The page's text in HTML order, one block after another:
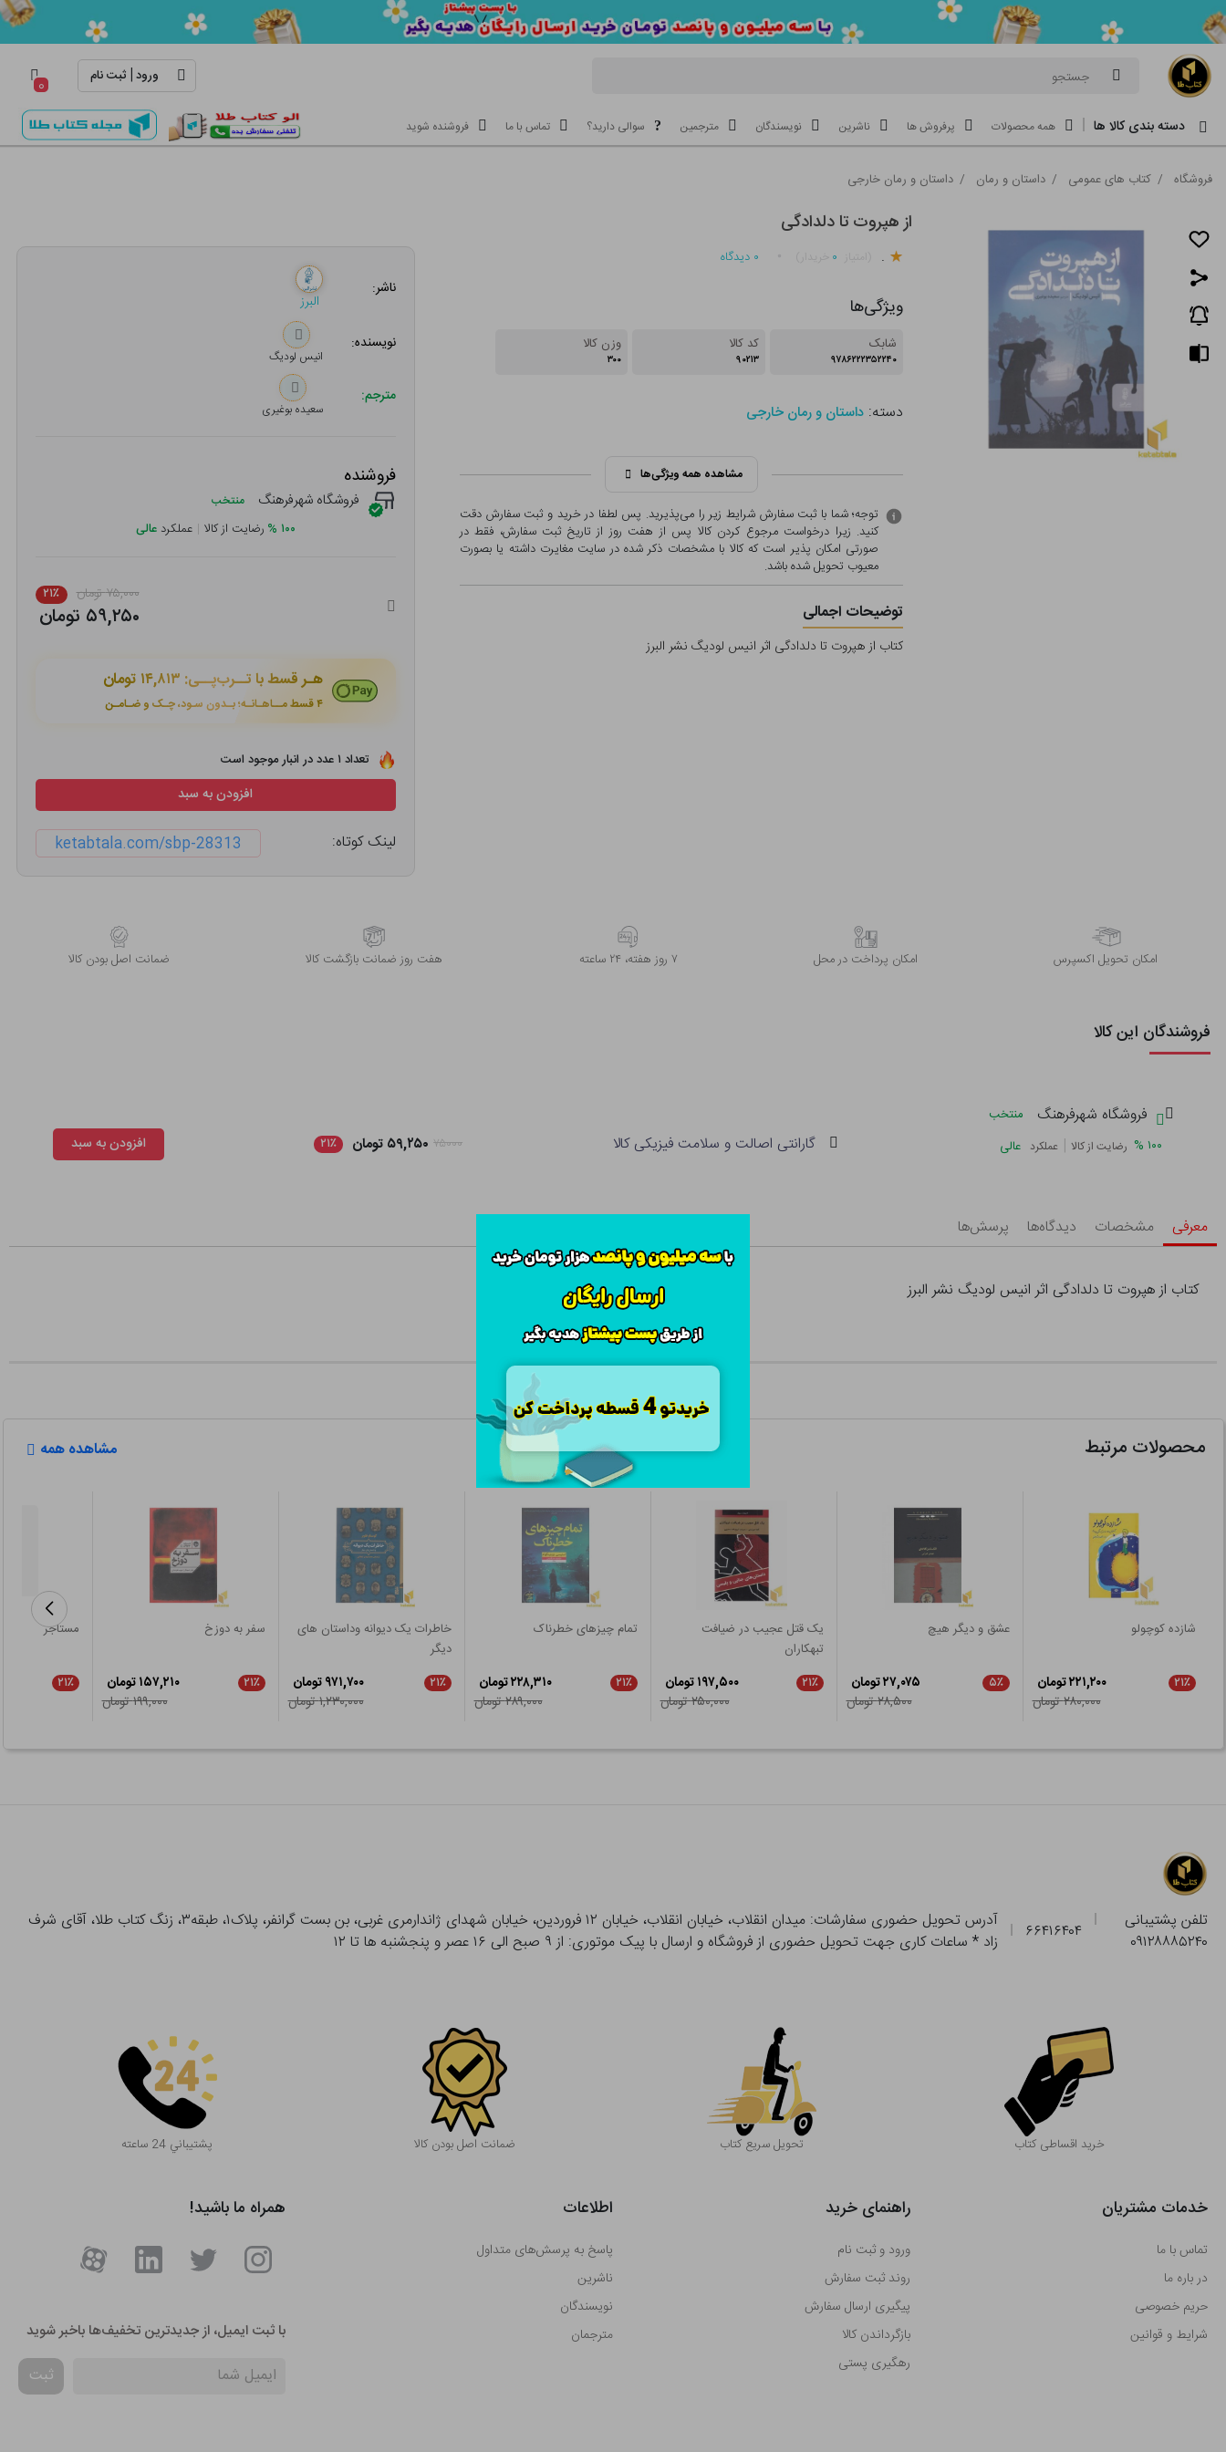
جستجو ورود| ثبت نام ۰
دسته بندی کالا ها همه محصولات پرفروش ها ناشرین نویسندگان مترجمین سوالی دارید؟ تماس با ما فروشنده شوید
فروشگاه / کتاب های عمومی / داستان و رمان / داستان و رمان خارجی
از هپروت تا دلدادگی
. ۰ ۰ دیدگاه
ویژگی‌ها
شابک
۹۷۸۶۲۲۲۳۵۲۲۴۰
کد کالا
۹۰۲۱۳
وزن کالا
۳۰۰
دسته: داستان و رمان خارجی
مشاهده همه ویژگی‌ها
توجه؛ شما با ثبت سفارش شرایط زیر را می‌پذیرید. پس لطفا در خرید و ثبت سفارش دقت
کنید. زیرا درخواست مرجوع کردن کالا پس از هفت روز از تاریخ ثبت سفارش، فقط در
صورتی امکان پذیر است که کالا با مشخصات ذکر شده در سایت مغایرت داشته یا بصورت
معيوب تحویل شده باشد.
توضیحات اجمالی
کتاب از هپروت تا دلدادگی اثر انیس لودیگ نشر البرز
ناشر:
البرز
نویسنده:
انیس لودیگ
مترجم:
سعیده بوغیری
فروشنده
فروشگاه شهرفرهنگ منتخب
۱۰۰ % رضایت از کالا | عملکرد عالی
۷۵,۰۰۰ تومان ۲۱٪
۵۹,۲۵۰ تومان
هـر قسط با تــرب‌پــی: ۱۴,۸۱۳ تومان
۴ قسط مــاهـانـه؛ بـدون سـود، چـک و ضـامـن
تعداد ۱ عدد در انبار موجود است
افزودن به سبد
لینک کوتاه: ketabtala.com/sbp-28313
اﻣﮑﺎن ﺗﺤﻮﯾﻞ اﮐﺴﭙﺮس امکان پرداخت در محل ۷ روز ﻫﻔﺘﻪ، ۲۴ ﺳﺎﻋﺘﻪ هفت روز ضمانت بازگشت کالا ﺿﻤﺎﻧﺖ اﺻﻞ ﺑﻮدن ﮐﺎﻟﺎ
فروشندگان این کالا
فروشگاه شهرفرهنگ
منتخب
۱۰۰ % رضایت از کالا | عملکرد عالی گارانتی اصالت و سلامت فیزیکی کالا ۷۵۰۰۰ ۵۹,۲۵۰ تومان ۲۱٪ افزودن به سبد
معرفی مشخصات دیدگاه‌ها پرسش‌ها
کتاب از هپروت تا دلدادگی اثر انیس لودیگ نشر البرز
محصولات مرتبط مشاهده همه
شازده کوچولو
۲۱٪
۲۲۱,۲۰۰ تومان
۲۸۰,۰۰۰ تومان
عشق و دیگر هیچ
۵٪
۲۷,۰۷۵ تومان
۲۸,۵۰۰ تومان
یک قتل عجیب در ضیافت
تبهکاران
۲۱٪
۱۹۷,۵۰۰ تومان
۲۵۰,۰۰۰ تومان
تمام چیزهای خطرناک
۲۱٪
۲۲۸,۳۱۰ تومان
۲۸۹,۰۰۰ تومان
خاطرات یک دیوانه وداستان های
دیگر
۲۱٪
۹۷۱,۷۰۰ تومان
۱,۲۳۰,۰۰۰ تومان
سفر به دوزخ
۲۱٪
۱۵۷,۲۱۰ تومان
۱۹۹,۰۰۰ تومان
مستاجر
۲۱٪
تلفن پشتیبانی
۰۹۱۲۸۸۸۵۲۴۰
۶۶۴۱۶۴۰۴
آدرس تحویل حضوری سفارشات: میدان انقلاب، خیابان انقلاب، خیابان ۱۲ فروردین، خیابان شهدای ژاندارمری غربی، بن بست گرانفر، پلاک۱، طبقه۳، زنگ کتاب طلا، آقای شرف
زاد * ساعات کاری جهت تحویل حضوری از فروشگاه و ارسال با پیک موتوری: از ۹ صبح الی ۱۶ عصر و پنجشنبه ها تا ۱۲
خرید اقساطی کتاب تحویل سریع کتاب
بصورت حضوری از آدرس تحویل حضوری سفارش خود را بدون هیچ هزینه ای تحویل بگیرید.
ضمانت اصل بودن کالا پشتيباني 24 ساعته
خدمات مشتریان
تماس با ما
در باره ما
حریم خصوصی
شرایط و قوانین
راهنمای خرید
ورود و ثبت نام
روند ثبت سفارش
پیگیری ارسال سفارش
بازگرداندن کالا
رهگیری پستی
اطلاعات
پاسخ به پرسش‌های متداول
ناشرین
نویسندگان
مترجمان
همراه ما باشید!
با ثبت ایمیل، از جدید‌ترین تخفیف‌ها با‌خبر شوید
ثبت